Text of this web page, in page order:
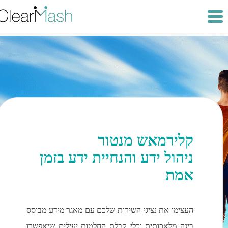
ניהול ידע והנחיית ידע בזמן
אמת
העצימו את נציגי השירות שלכם עם מאגר מידע מבוסס
בינה מלאכותית וכלי קבלת החלטות יעילים שיאפשרו